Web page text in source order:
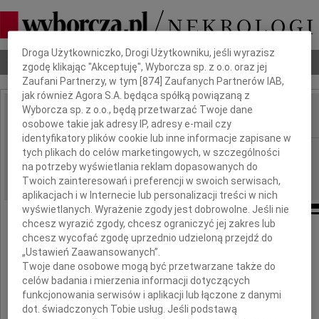
Nekrologi Odeszli Poradnik pogrzebowy
IMIĘ I NAZWISKO:
REGION: Radom
DATA EMISJI: 01.08.2013
Józefowi Wańkowi
wyrazy współczucia z powodu śmierci
Dbamy o Twoją prywatność
Droga Użytkowniczko, Drogi Użytkowniku, jeśli wyrazisz
zgodę klikając "Akceptuję", Wyborcza sp. z o.o. oraz jej
Zaufani Partnerzy, w tym [874 ] Zaufanych Partnerów IAB,
jak również Agora S.A. będąca spółką powiązaną z
Wyborcza sp. z o.o., będą przetwarzać Twoje dane
osobowe takie jak adresy IP, adresy e-mail czy
identyfikatory plików cookie lub inne informacje zapisane w
tych plikach do celów marketingowych, w szczególności
na potrzeby wyświetlania reklam dopasowanych do
Twoich zainteresowań i preferencji w swoich serwisach,
aplikacjach i w Internecie lub personalizacji treści w nich
wyświetlanych. Wyrażenie zgody jest dobrowolne. Jeśli nie
chcesz wyrazić zgody, chcesz ograniczyć jej zakres lub
chcesz wycofać zgodę uprzednio udzieloną przejdź do
„Ustawień Zaawansowanych”.
Twoje dane osobowe mogą być przetwarzane także do
celów badania i mierzenia informacji dotyczących
funkcjonowania serwisów i aplikacji lub łączone z danymi
dot. świadczonych Tobie usług. Jeśli podstawą